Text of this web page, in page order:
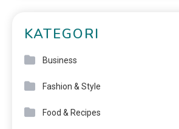
KATEGORI
Business
Fashion & Style
Food & Recipes